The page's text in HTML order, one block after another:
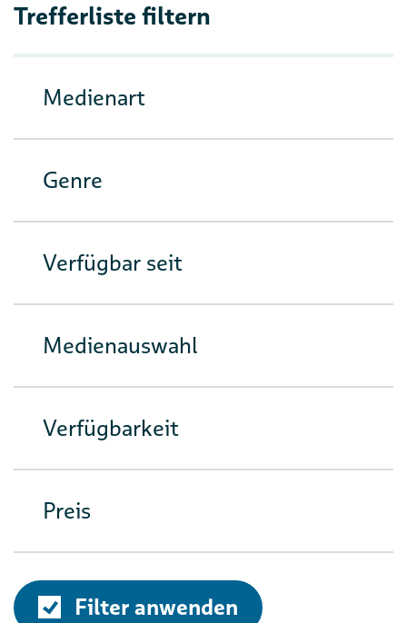
Trefferliste filtern
Medienart
Genre
Verfügbar seit
Medienauswahl
Verfügbarkeit
Preis
Filter anwenden